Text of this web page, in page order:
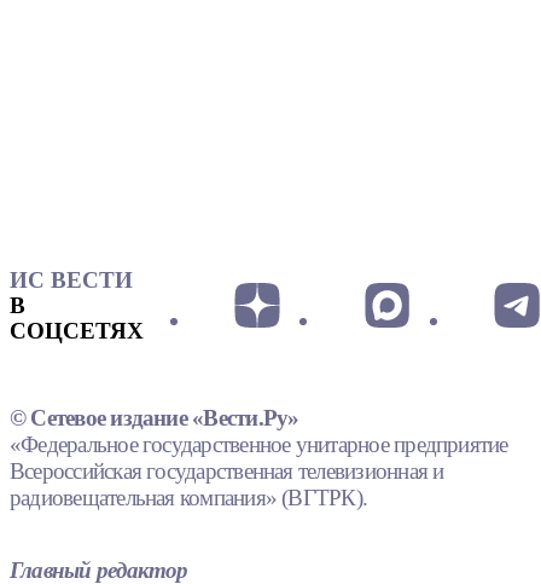
ИС ВЕСТИ
В
СОЦСЕТЯХ
© Сетевое издание «Вести.Ру»
«Федеральное государственное унитарное предприятие
Всероссийская государственная телевизионная и
радиовещательная компания» (ВГТРК).
Главный редактор